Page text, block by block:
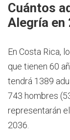
Cuántos
Alegría en
En Costa Rica,
que tienen 60
tendrá 1389
743 hombres
representarán
2036.